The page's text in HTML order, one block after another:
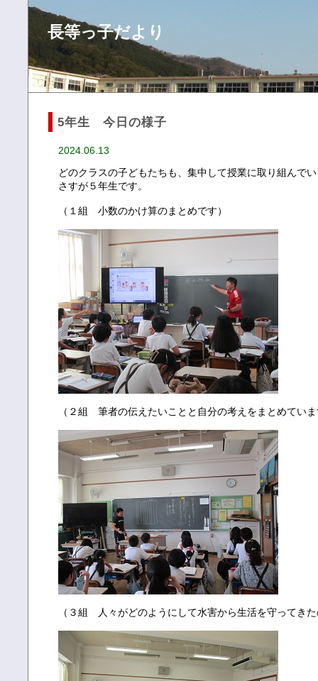
長等っ子だより
5年生 今日の様子
2024.06.13
どのクラスの子どもたちも、集中して授業に取り組んで
さすが５年生です。
（１組 小数のかけ算のまとめです）
（２組 筆者の伝えたいことと自分の考えをまとめてい
（３組 人々がどのようにして水害から生活を守ってき